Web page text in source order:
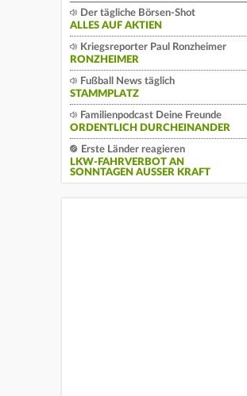
Der tägliche Börsen-Shot
ALLES AUF AKTIEN
Kriegsreporter Paul Ronzheimer
RONZHEIMER
Fußball News täglich
STAMMPLATZ
Familienpodcast Deine Freunde
ORDENTLICH DURCHEINANDER
Erste Länder reagieren
LKW-FAHRVERBOT AN
SONNTAGEN AUSSER KRAFT